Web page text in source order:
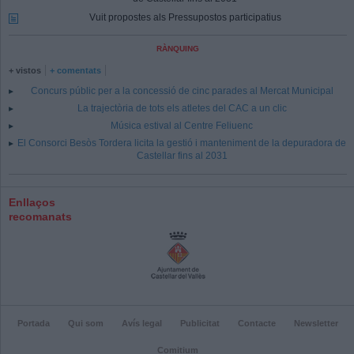
Vuit propostes als Pressupostos participatius
RÀNQUING
+ vistos + comentats
Concurs públic per a la concessió de cinc parades al Mercat Municipal
La trajectòria de tots els atletes del CAC a un clic
Música estival al Centre Feliuenc
El Consorci Besòs Tordera licita la gestió i manteniment de la depuradora de
Castellar fins al 2031
Enllaços
recomanats
Portada Qui som Avís legal Publicitat Contacte Newsletter
Comitium